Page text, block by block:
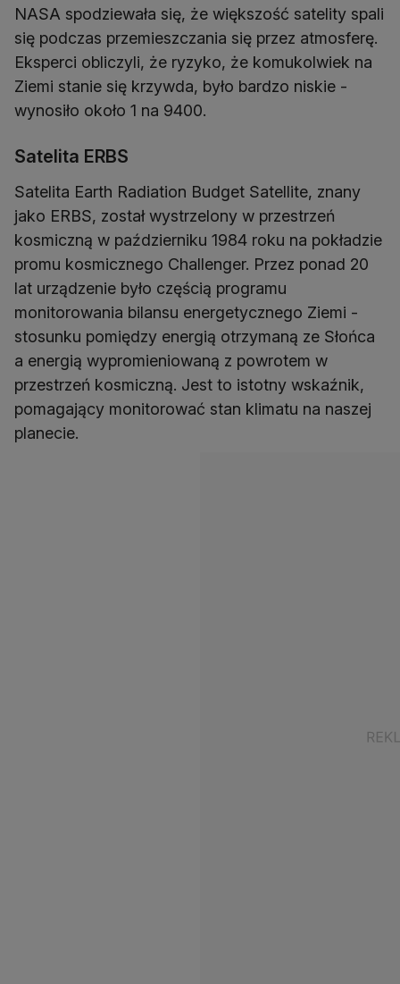
NASA spodziewała się, że większość satelity spali
się podczas przemieszczania się przez atmosferę.
Eksperci obliczyli, że ryzyko, że komukolwiek na
Ziemi stanie się krzywda, było bardzo niskie -
wynosiło około 1 na 9400.
Satelita ERBS
Satelita Earth Radiation Budget Satellite, znany
jako ERBS, został wystrzelony w przestrzeń
kosmiczną w październiku 1984 roku na pokładzie
promu kosmicznego Challenger. Przez ponad 20
lat urządzenie było częścią programu
monitorowania bilansu energetycznego Ziemi -
stosunku pomiędzy energią otrzymaną ze Słońca
a energią wypromieniowaną z powrotem w
przestrzeń kosmiczną. Jest to istotny wskaźnik,
pomagający monitorować stan klimatu na naszej
planecie.